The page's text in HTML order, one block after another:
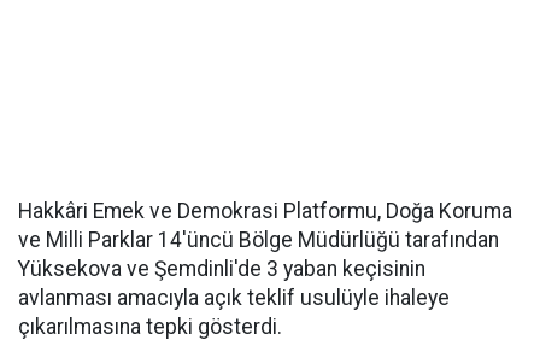
Hakkâri Emek ve Demokrasi Platformu, Doğa Koruma
ve Milli Parklar 14'üncü Bölge Müdürlüğü tarafından
Yüksekova ve Şemdinli'de 3 yaban keçisinin
avlanması amacıyla açık teklif usulüyle ihaleye
çıkarılmasına tepki gösterdi.